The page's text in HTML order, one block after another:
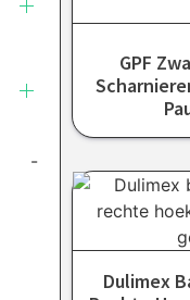
-
GPF
Dulimex